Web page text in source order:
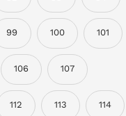
99 100 101
106 107
112 113 114